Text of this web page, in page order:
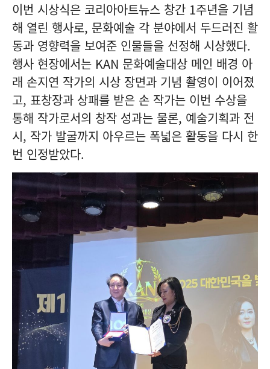
이번 시상식은 코리아아트뉴스 창간 1주년을 기념
해 열린 행사로, 문화예술 각 분야에서 두드러진 활
동과 영향력을 보여준 인물들을 선정해 시상했다.
행사 현장에서는 KAN 문화예술대상 메인 배경 아
래 손지연 작가의 시상 장면과 기념 촬영이 이어졌
고, 표창장과 상패를 받은 손 작가는 이번 수상을
통해 작가로서의 창작 성과는 물론, 예술기획과 전
시, 작가 발굴까지 아우르는 폭넓은 활동을 다시 한
번 인정받았다.